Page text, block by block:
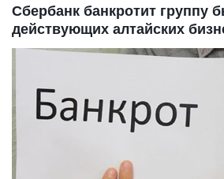
Сбербанк банкротит группу
действующих алтайских